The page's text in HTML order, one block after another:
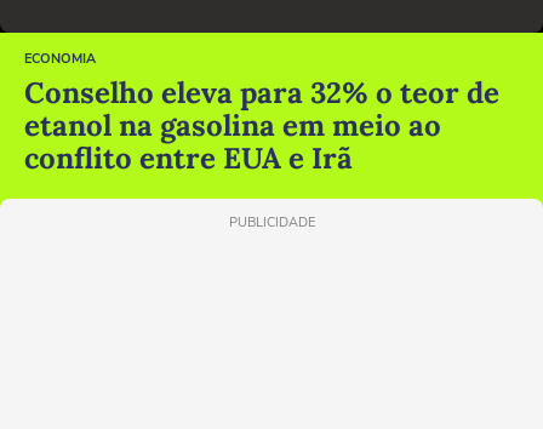
ECONOMIA
Conselho eleva para 32% o teor de
etanol na gasolina em meio ao
conflito entre EUA e Irã
PUBLICIDADE